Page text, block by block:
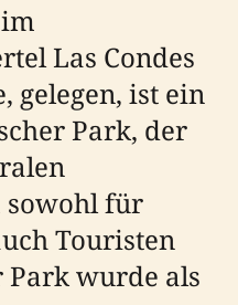
Las Condes
gelegen, ist ein
Park, der
sowohl für
Touristen
wurde als